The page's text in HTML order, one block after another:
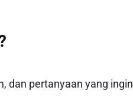
dan pertanyaan yang ingin